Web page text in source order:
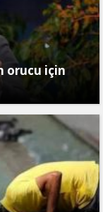
orucu için